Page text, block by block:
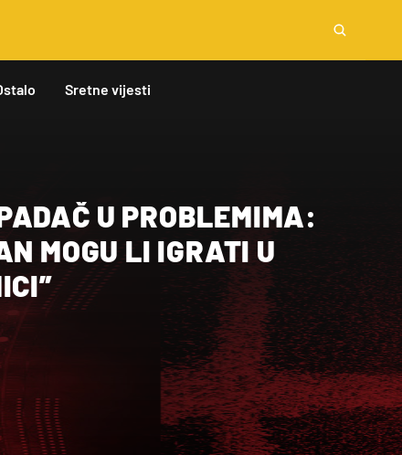
Sretne vijesti
U PROBLEMIMA:
MOGU LI IGRATI U